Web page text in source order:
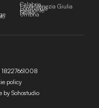
Calabria
Friuli-Venezia Giulia
Lombardia
Piemonte
Sicilia
Umbria
18227661008
policy
by Sohostudio